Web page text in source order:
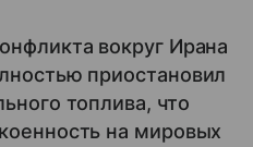
вокруг Ирана
приостановил
топлива, что
на мировых